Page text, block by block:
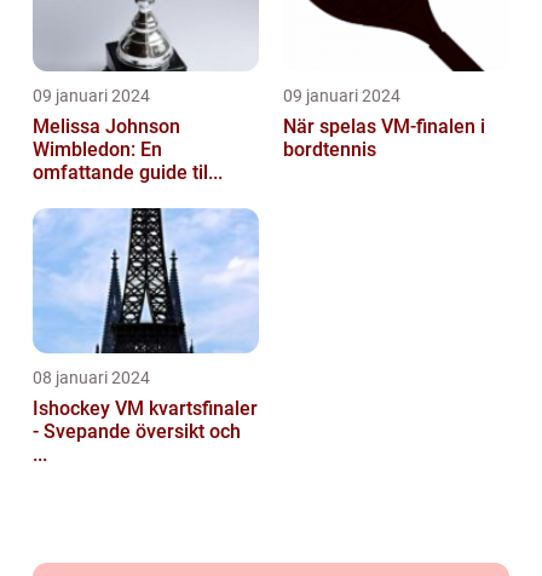
09 januari 2024
Melissa Johnson
Wimbledon: En
omfattande guide til...
09 januari 2024
När spelas VM-finalen i
bordtennis
08 januari 2024
Ishockey VM kvartsfinaler
- Svepande översikt och
...